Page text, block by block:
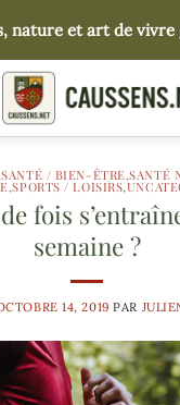
nature et art de vivre
SANTÉ / BIEN-ÊTRE,SANTÉ
,SPORTS / LOISIRS,
fois
semaine ?
14, 2019 PAR